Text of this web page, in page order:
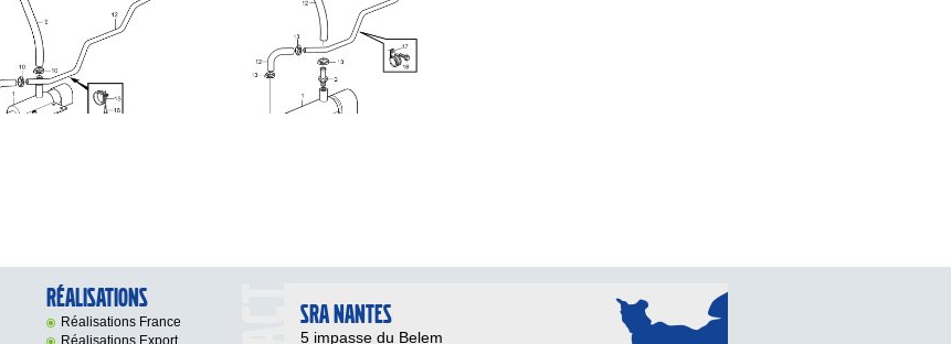
Réalisations
Réalisations France
Réalisations Export
SRA NANTES
5 impasse du Belem